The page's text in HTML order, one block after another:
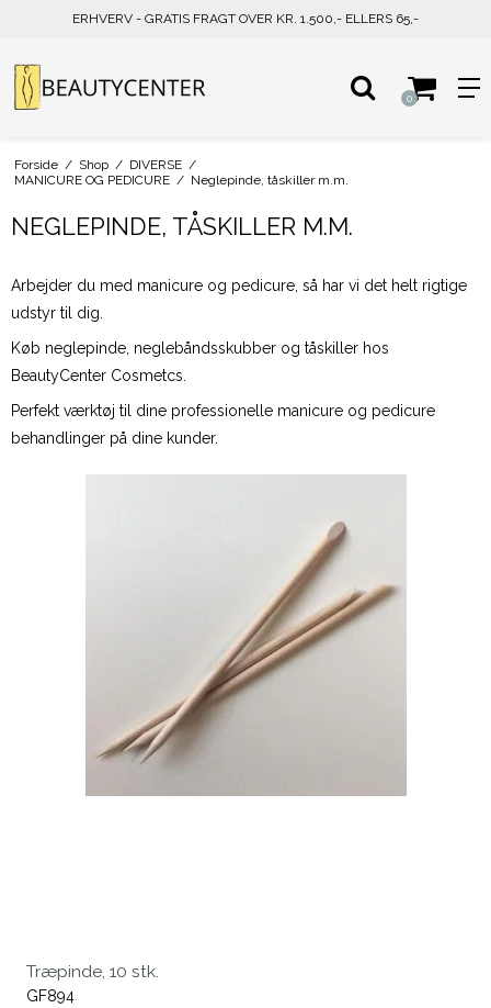
ERHVERV - GRATIS FRAGT OVER KR. 1.500,- ELLERS 65,-
0
Forside / Shop / DIVERSE /
MANICURE OG PEDICURE / Neglepinde, tåskiller m.m.
NEGLEPINDE, TÅSKILLER M.M.
Arbejder du med manicure og pedicure, så har vi det helt rigtige
udstyr til dig.
Køb neglepinde, neglebåndsskubber og tåskiller hos
BeautyCenter Cosmetcs.
Perfekt værktøj til dine professionelle manicure og pedicure
behandlinger på dine kunder.
Træpinde, 10 stk.
GF894